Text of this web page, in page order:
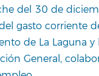
del 30 de
gasto corriente
de La Laguna y
General,